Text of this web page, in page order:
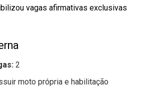
vagas afirmativas exclusivas
2
moto própria e habilitação